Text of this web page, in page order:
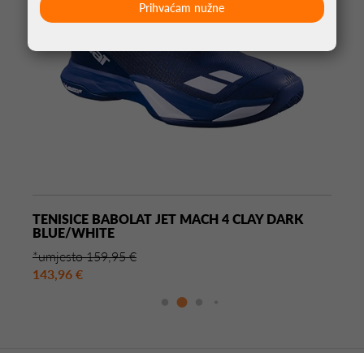
TENISICE BABOLAT JET MACH 4 CLAY DARK
BLUE/WHITE
*umjesto 159,95 €
143,96 €
Prihvaćam nužne